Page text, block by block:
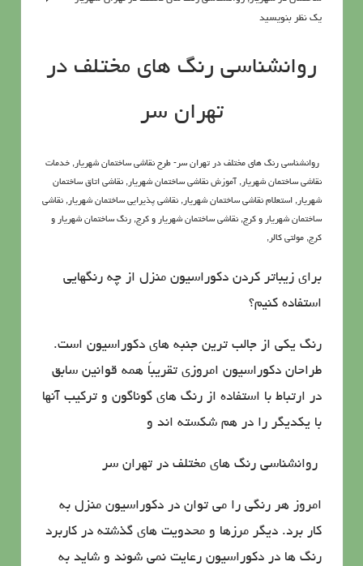
یک نظر بنویسید
روانشناسي رنگ هاي مختلف در
تهران سر
روانشناسي رنگ هاي مختلف در تهران سر- طرح نقاشی ساختمان شهریار, خدمات
نقاشی ساختمان شهریار, آموزش نقاشی ساختمان شهریار, نقاشی اتاق ساختمان
شهریار, استعلام نقاشی ساختمان شهریار, نقاشی پذیرایی ساختمان شهریار, نقاشی
ساختمان شهریار و کرج, نقاشي ساختمان شهریار و کرج, رنگ ساختمان شهریار و
کرج, مولتی کالر,
برای زیباتر كردن دكوراسیون منزل از چه رنگهایی
استفاده كنیم؟
رنگ یكی از جالب ترین جنبه های دكوراسیون است.
طراحان دكوراسیون امروزی تقریباً همه قوانین سابق
در ارتباط با استفاده از رنگ های گوناگون و تركیب آنها
با یكدیگر را در هم شكسته اند و
روانشناسي رنگ هاي مختلف در تهران سر
امروز هر رنگی را می توان در دكوراسیون منزل به
كار برد. دیگر مرزها و محدویت های گذشته در كاربرد
رنگ ها در دكوراسیون رعایت نمی شوند و شاید به